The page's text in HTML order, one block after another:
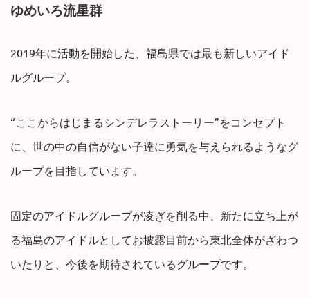
ゆめいろ流星群
2019年に活動を開始した、福島県では最も新しいアイド
ルグループ。
“ここからはじまるシンデレラストーリー”をコンセプト
に、世の中の自信がない子達に勇気を与えられるようなグ
ループを目指しています。
固定のアイドルグループが凌ぎを削る中、新たに立ち上が
る福島のアイドルとしてお披露目前から東北全体がざわつ
いたりと、今後を期待されているグループです。